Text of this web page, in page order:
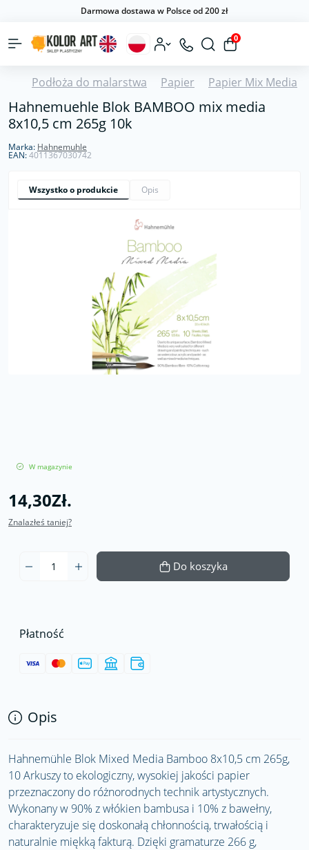
Darmowa dostawa w Polsce od 200 zł
0
Podłoża do malarstwa Papier Papier Mix Media
Hahnemuehle Blok BAMBOO mix media
8x10,5 cm 265g 10k
Marka: Hahnemuhle
EAN:4011367030742
Wszystko o produkcie Opis
W magazynie
14,30Zł.
Znalazłeś taniej?
Do koszyka
Płatność
Opis
Hahnemühle Blok Mixed Media Bamboo 8x10,5 cm 265g,
10 Arkuszy to ekologiczny, wysokiej jakości papier
przeznaczony do różnorodnych technik artystycznych.
Wykonany w 90% z włókien bambusa i 10% z bawełny,
charakteryzuje się doskonałą chłonnością, trwałością i
naturalnie miękką fakturą. Dzięki gramaturze 266 g,